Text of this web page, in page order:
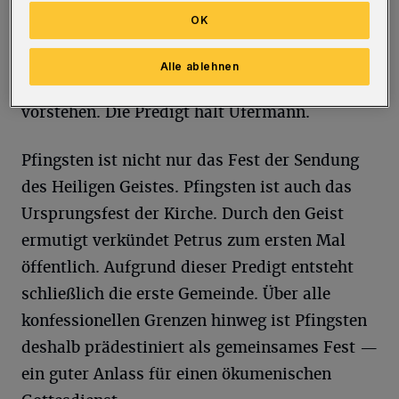
Laurentius gefeiert. Der evangelische Pfarrer
Gottesdienst gemeinsam mit dem
Pastoralreferenten Dr. Werner Kleine
vorstehen. Die Predigt hält Ufermann.
Pfingsten ist nicht nur das Fest der Sendung
des Heiligen Geistes. Pfingsten ist auch das
Ursprungsfest der Kirche. Durch den Geist
ermutigt verkündet Petrus zum ersten Mal
öffentlich. Aufgrund dieser Predigt entsteht
schließlich die erste Gemeinde. Über alle
konfessionellen Grenzen hinweg ist Pfingsten
deshalb prädestiniert als gemeinsames Fest —
ein guter Anlass für einen ökumenischen
Alle ablehnen
OK